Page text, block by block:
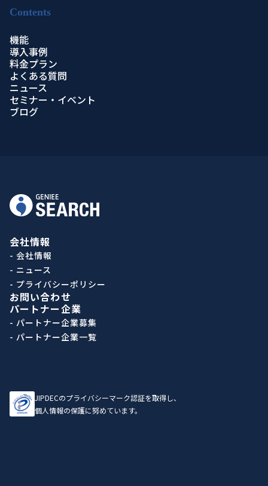
Contents
機能
導入事例
料金プラン
よくある質問
ニュース
セミナー・イベント
ブログ
会社情報
- 会社情報
- ニュース
- プライバシーポリシー
お問い合わせ
パートナー企業
- パートナー企業募集
- パートナー企業一覧
JIPDECのプライバシーマーク認証を取得し、
個人情報の保護に努めています。